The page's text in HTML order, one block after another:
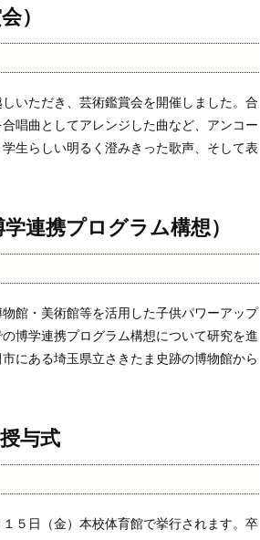
）
いただき、芸術鑑賞会を開催しました。合
唱曲としてアレンジした曲など、アンコー
生らしい明るく澄みきった歌声、そして表
連携プログラム構想）
館・美術館等を活用した子供パワーアップ
博学連携プログラム構想について研究を進
にある埼玉県立さきたま史跡の博物館から
与式
５日（金）本校体育館で挙行されます。卒